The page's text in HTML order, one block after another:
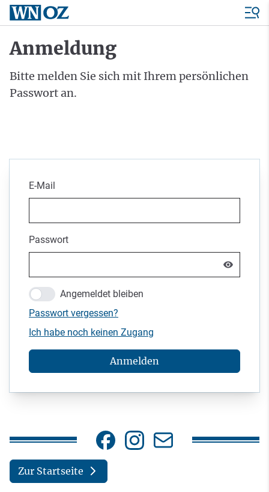
Anmeldung
Bitte melden Sie sich mit Ihrem persönlichen
Passwort an.
E-Mail
Passwort
Angemeldet bleiben
Passwort vergessen?
Ich habe noch keinen Zugang
Anmelden
Zur Startseite